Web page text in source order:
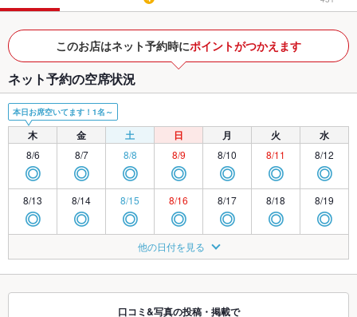
このお店はネット予約時にポイントがつかえます
ネット予約の空席状況
本日お席空いてます！1名～
木 金 土 日 月 火 水
8/6
◎
8/7
◎
8/8
◎
8/9
◎
8/10
◎
8/11
◎
8/12
◎
8/13
◎
8/14
◎
8/15
◎
8/16
◎
8/17
◎
8/18
◎
8/19
◎
◎ ◎
8/22
◎
8/23
◎
8/24
◎ ◎ ◎
8/27 8/28 8/29
◎
8/30
◎
8/31
◎
9/1 9/2
他の日付を見る
口コミ&写真の投稿・掲載で